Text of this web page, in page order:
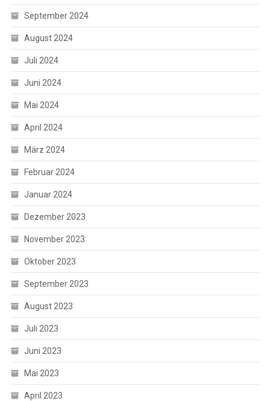
September 2024
August 2024
Juli 2024
Juni 2024
Mai 2024
April 2024
März 2024
Februar 2024
Januar 2024
Dezember 2023
November 2023
Oktober 2023
September 2023
August 2023
Juli 2023
Juni 2023
Mai 2023
April 2023